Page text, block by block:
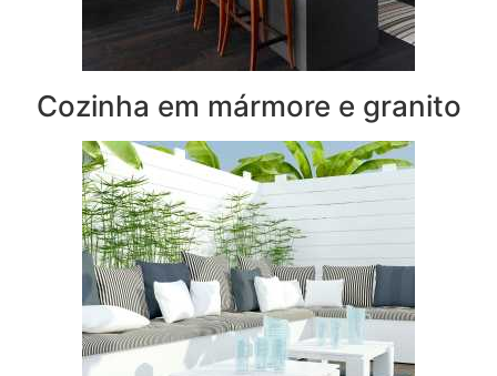
Cozinha em mármore e granito